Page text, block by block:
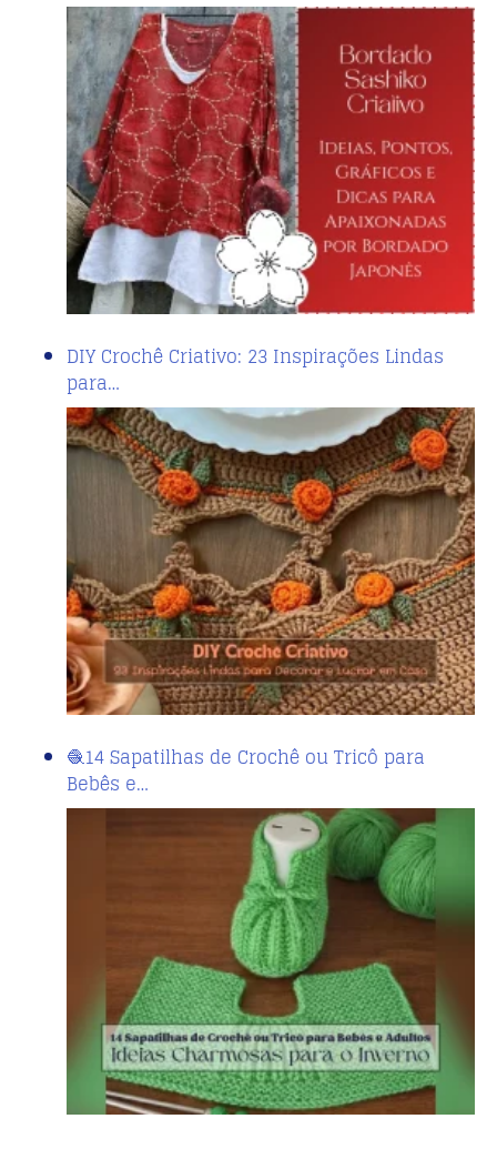
DIY Crochê Criativo: 23 Inspirações Lindas
para…
🧶14 Sapatilhas de Crochê ou Tricô para
Bebês e…